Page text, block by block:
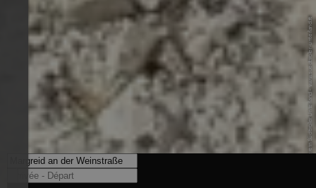
© Tourismusverein Südtiroler Unterland - www.suedtiroler-unterland.it